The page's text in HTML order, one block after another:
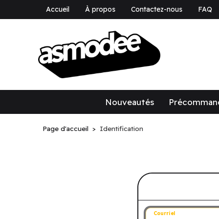
Accueil À propos Contactez-nous FAQ
Nouveautés
Page d'accueil Identification
Connectez-
Courriel